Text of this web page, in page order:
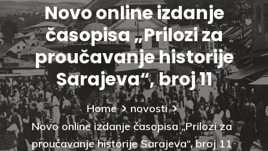
Novo online izdanje
časopisa „Prilozi za
proučavanje historije
Sarajeva“, broj 11
Home
novosti
Novo online izdanje časopisa „Prilozi za
proučavanje historije Sarajeva“, broj 11